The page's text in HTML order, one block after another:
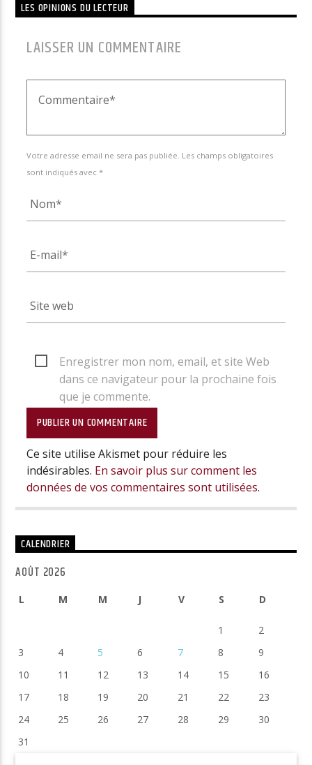
LES OPINIONS DU LECTEUR
LAISSER UN COMMENTAIRE
Votre adresse email ne sera pas publiée. Les champs obligatoires
sont indiqués avec *
Enregistrer mon nom, email, et site Web
dans ce navigateur pour la prochaine fois
que je commente.
Ce site utilise Akismet pour réduire les
indésirables. En savoir plus sur comment les
données de vos commentaires sont utilisées.
CALENDRIER
AOÛT 2026
L M M J V S D
1
2
3
4 5 6 7 8
9
10
11 12 13 14 15
16
17
18 19 20 21 22
23
24
25 26 27 28 29
30
31